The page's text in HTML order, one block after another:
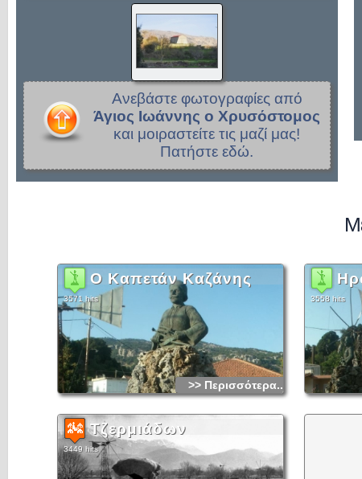
Ανεβάστε φωτογραφίες από
Άγιος Ιωάννης ο Χρυσόστομος
και μοιραστείτε τις μαζί μας!
Πατήστε εδώ.
Ο Καπετάν Καζάνης
3571 hits
>> Περισσότερα...
3558 hits
Τζερμιάδων
3449 hits